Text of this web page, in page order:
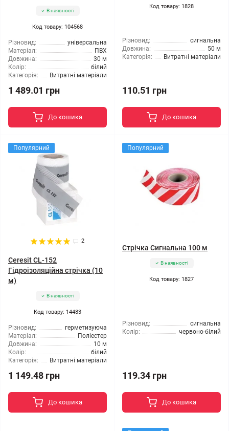
В наявності
Код товару: 104568
Різновид:
універсальна
Матеріал:
ПВХ
Довжина:
30 м
Колір:
білий
Категорія:
Витратні матеріали
1 489.01 грн
До кошика
Код товару: 1828
Різновид:
сигнальна
Довжина:
50 м
Категорія:
Витратні матеріали
110.51 грн
До кошика
Популярний
2
Ceresit CL-152
Гідроізоляційна стрічка (10
м)
В наявності
Код товару: 14483
Різновид:
герметизуюча
Матеріал:
Поліестер
Довжина:
10 м
Колір:
білий
Категорія:
Витратні матеріали
1 149.48 грн
До кошика
Популярний
Стрічка Сигнальна 100 м
В наявності
Код товару: 1827
Різновид:
сигнальна
Колір:
червоно-білий
119.34 грн
До кошика